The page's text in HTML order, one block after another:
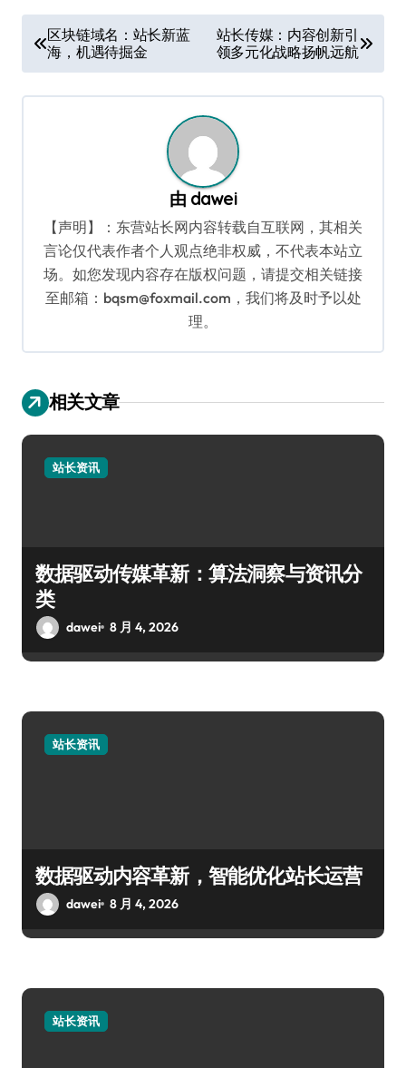
章
导
区块链域名：站长新蓝
海，机遇待掘金
站长传媒：内容创新引
领多元化战略扬帆远航
由 dawei
【声明】：东营站长网内容转载自互联网，其相关
言论仅代表作者个人观点绝非权威，不代表本站立
场。如您发现内容存在版权问题，请提交相关链接
至邮箱：bqsm@foxmail.com，我们将及时予以处
理。
相关文章
站长资讯
数据驱动传媒革新：算法洞察与资讯分
类
dawei 8 月 4, 2026
站长资讯
数据驱动内容革新，智能优化站长运营
dawei 8 月 4, 2026
站长资讯